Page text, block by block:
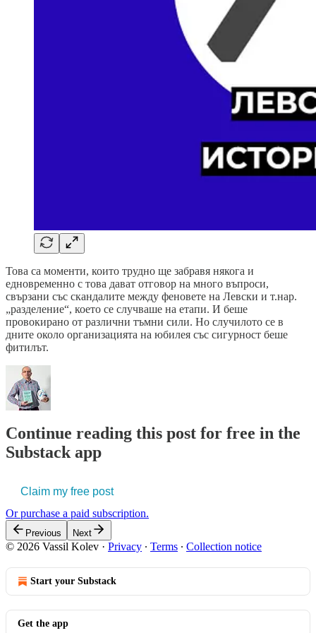
Това са моменти, които трудно ще забравя някога и
едновременно с това дават отговор на много въпроси,
свързани със скандалите между феновете на Левски и т.нар.
„разделение“, което се случваше на етапи. И беше
провокирано от различни тъмни сили. Но случилото се в
дните около организацията на юбилея със сигурност беше
фитилът.
Continue reading this post for free in the
Substack app
Claim my free post
Or purchase a paid subscription.
Previous Next
© 2026 Vassil Kolev · Privacy ∙ Terms ∙ Collection notice
Start your Substack
Get the app